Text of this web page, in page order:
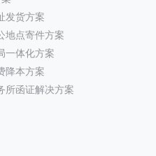
发货方案
地点寄件方案
一体化方案
降本方案
所函证解决方案